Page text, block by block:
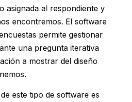
asignada al respondiente y
encontremos. El software
permite gestionar
una pregunta iterativa
a mostrar del diseño
este tipo de software es